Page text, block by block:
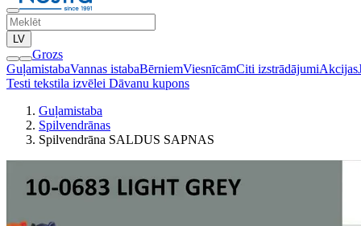
LV
Grozs
GuļamistabaVannas istabaBērniemViesnīcāmCiti izstrādājumiAkcijas
Testi tekstila izvēlei Dāvanu kupons
Guļamistaba
Spilvendrānas
Spilvendrāna SALDUS SAPNAS